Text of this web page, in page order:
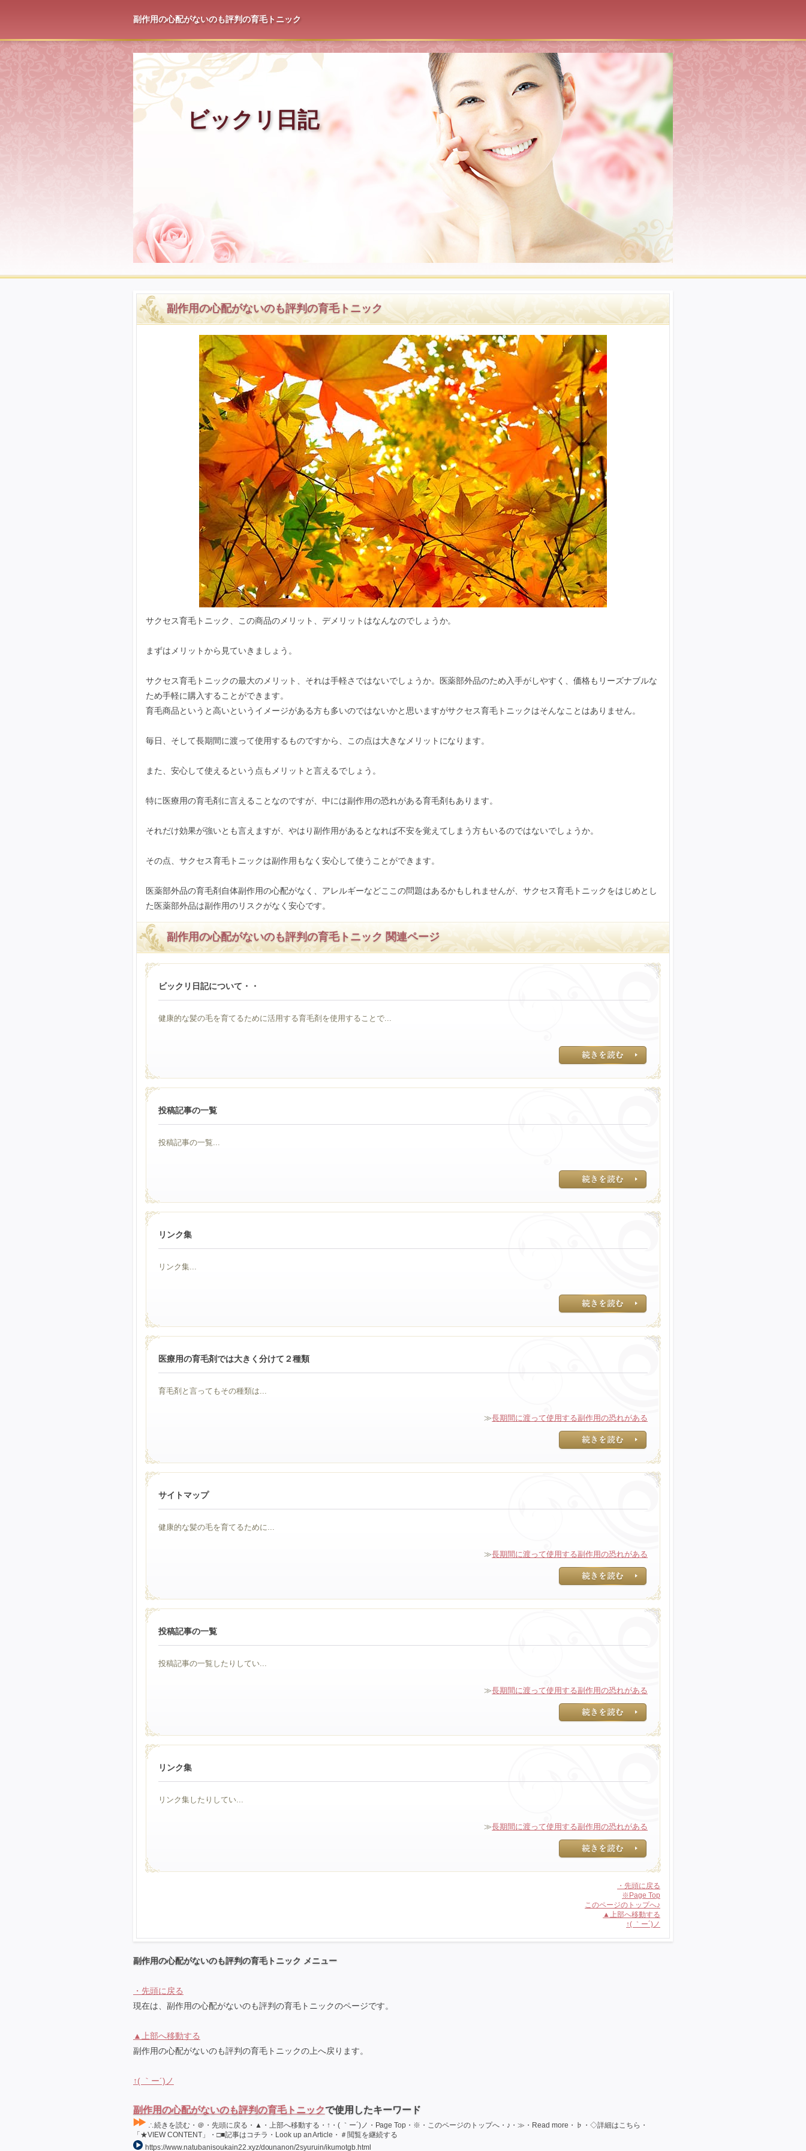
副作用の心配がないのも評判の育毛トニック
ビックリ日記
副作用の心配がないのも評判の育毛トニック
サクセス育毛トニック、この商品のメリット、デメリットはなんなのでしょうか。
まずはメリットから見ていきましょう。
サクセス育毛トニックの最大のメリット、それは手軽さではないでしょうか。医薬部外品のため入手がしやすく、価格もリーズナブルな
ため手軽に購入することができます。
育毛商品というと高いというイメージがある方も多いのではないかと思いますがサクセス育毛トニックはそんなことはありません。
毎日、そして長期間に渡って使用するものですから、この点は大きなメリットになります。
また、安心して使えるという点もメリットと言えるでしょう。
特に医療用の育毛剤に言えることなのですが、中には副作用の恐れがある育毛剤もあります。
それだけ効果が強いとも言えますが、やはり副作用があるとなれば不安を覚えてしまう方もいるのではないでしょうか。
その点、サクセス育毛トニックは副作用もなく安心して使うことができます。
医薬部外品の育毛剤自体副作用の心配がなく、アレルギーなどここの問題はあるかもしれませんが、サクセス育毛トニックをはじめとし
た医薬部外品は副作用のリスクがなく安心です。
副作用の心配がないのも評判の育毛トニック 関連ページ
ビックリ日記について・・
健康的な髪の毛を育てるために活用する育毛剤を使用することで...
投稿記事の一覧
投稿記事の一覧...
リンク集
リンク集...
医療用の育毛剤では大きく分けて２種類
育毛剤と言ってもその種類は...
≫長期間に渡って使用する副作用の恐れがある
サイトマップ
健康的な髪の毛を育てるために...
≫長期間に渡って使用する副作用の恐れがある
投稿記事の一覧
投稿記事の一覧したりしてい...
≫長期間に渡って使用する副作用の恐れがある
リンク集
リンク集したりしてい...
≫長期間に渡って使用する副作用の恐れがある
・先頭に戻る
※Page Top
このページのトップへ♪
▲上部へ移動する
↑( ｀ー´)ノ
副作用の心配がないのも評判の育毛トニック メニュー
・先頭に戻る
現在は、副作用の心配がないのも評判の育毛トニックのページです。
▲上部へ移動する
副作用の心配がないのも評判の育毛トニックの上へ戻ります。
↑( ｀ー´)ノ
副作用の心配がないのも評判の育毛トニックで使用したキーワード
∴続きを読む・＠・先頭に戻る・▲・上部へ移動する・↑・( ｀ー´)ノ・Page Top・※・このページのトップへ・♪・≫・Read more・♭・◇詳細はこちら・
「★VIEW CONTENT」・□■記事はコチラ・Look up an Article・＃閲覧を継続する
https://www.natubanisoukain22.xyz/dounanon/2syuruin/ikumotgb.html